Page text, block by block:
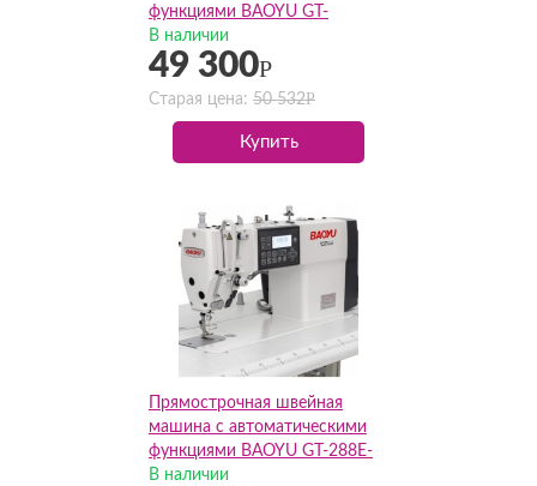
функциями BAOYU GT-
288CS(Комплект)
В наличии
49 300Р
Старая цена: 50 532Р
Купить
Прямострочная швейная
машина с автоматическими
функциями BAOYU GT-288E-
H(Комплект)
В наличии